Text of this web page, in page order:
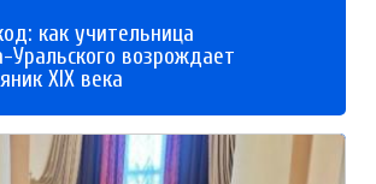
как учительница
Уральского возрождает
XIX века